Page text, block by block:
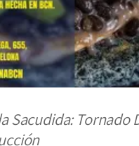
Sacudida: Tornado